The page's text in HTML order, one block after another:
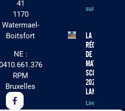
41
1170
Watermael-
Boitsfort
NE :
RPM
Bruxelles
suite »
La
récolte
de
matériel
scolaire
2026 est
lancée !
Lire la